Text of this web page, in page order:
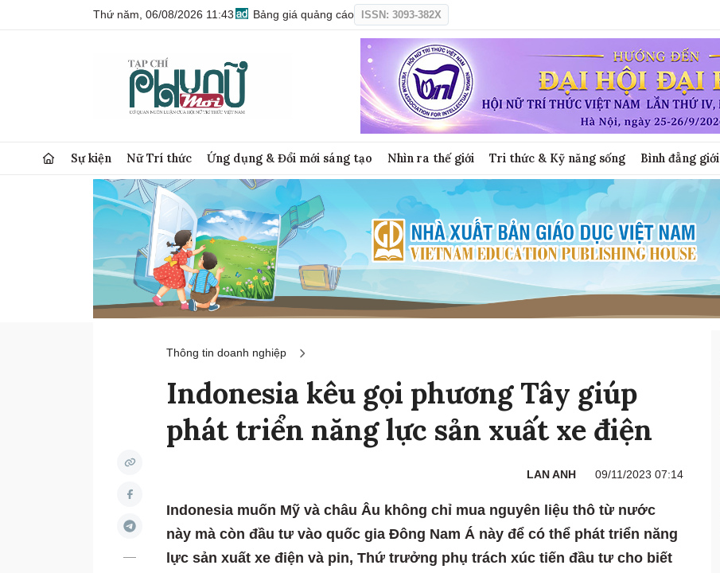
Thứ năm, 06/08/2026 11:43 Bảng giá quảng cáo ISSN: 3093-382X
Sự kiện Nữ Trí thức Ứng dụng & Đổi mới sáng tạo Nhìn ra thế giới Tri thức & Kỹ năng sống Bình đẳng giới
Thông tin doanh nghiệp
Indonesia kêu gọi phương Tây giúp
phát triển năng lực sản xuất xe điện
LAN ANH 09/11/2023 07:14
Indonesia muốn Mỹ và châu Âu không chỉ mua nguyên liệu thô từ nước
này mà còn đầu tư vào quốc gia Đông Nam Á này để có thể phát triển năng
lực sản xuất xe điện và pin, Thứ trưởng phụ trách xúc tiến đầu tư cho biết